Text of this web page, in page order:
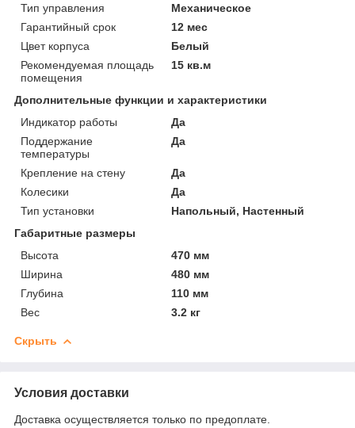
Тип управления
Механическое
Гарантийный срок
12 мес
Цвет корпуса
Белый
Рекомендуемая площадь
помещения
15 кв.м
Дополнительные функции и характеристики
Индикатор работы
Да
Поддержание
температуры
Да
Крепление на стену
Да
Колесики
Да
Тип установки
Напольный, Настенный
Габаритные размеры
Высота
470 мм
Ширина
480 мм
Глубина
110 мм
Вес
3.2 кг
Скрыть
Условия доставки
Доставка осуществляется только по предоплате.